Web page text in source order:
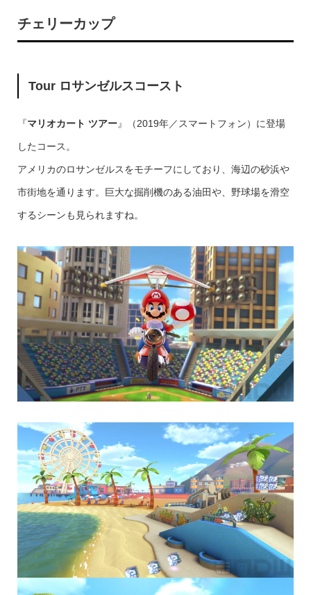
チェリーカップ
Tour ロサンゼルスコースト
『マリオカート ツアー』（2019年／スマートフォン）に登場
したコース。
アメリカのロサンゼルスをモチーフにしており、海辺の砂浜や
市街地を通ります。巨大な掘削機のある油田や、野球場を滑空
するシーンも見られますね。